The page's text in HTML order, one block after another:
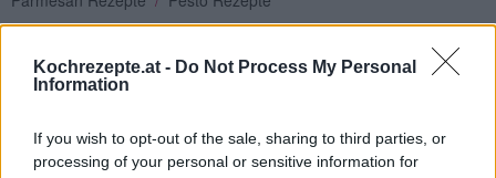
Kochrezepte.at - Do Not Process My Personal
Information
If you wish to opt-out of the sale, sharing to third parties, or
processing of your personal or sensitive information for
Top
Ähnliche Rezepte
Leicht